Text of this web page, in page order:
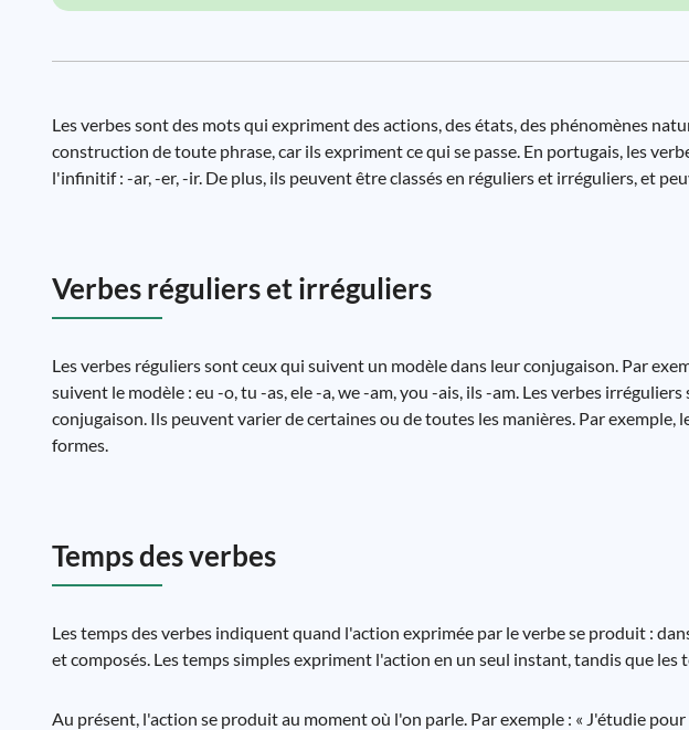
Les verbes sont des mots qui expriment des actions, des états, des phénomènes
construction de toute phrase, car ils expriment ce qui se passe. En portugais, les
l'infinitif : -ar, -er, -ir. De plus, ils peuvent être classés en réguliers et irréguliers, et
Verbes réguliers et irréguliers
Les verbes réguliers sont ceux qui suivent un modèle dans leur conjugaison. Par
suivent le modèle : eu -o, tu -as, ele -a, we -am, you -ais, ils -am. Les verbes
conjugaison. Ils peuvent varier de certaines ou de toutes les manières. Par exemple,
formes.
Temps des verbes
Les temps des verbes indiquent quand l'action exprimée par le verbe se produit :
et composés. Les temps simples expriment l'action en un seul instant, tandis que
Au présent, l'action se produit au moment où l'on parle. Par exemple : « J'étudie